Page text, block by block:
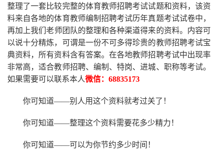
整理了一套比较完整的体育教师招聘考试试题和资料，该资
料来自各地的体育教师编制招聘考试历年真题考试试卷中，
再加上我们老师 团队的整理和各种渠道得来的资料。内容可
以说十分精炼，可谓是一份不可多得珍贵的教师招聘考试宝
典资料，所有资料含有答案。在各地教师招聘考试中出现率
非常高，适合教师招聘、编制、特岗、进城、职称等考试。
如果需要可以联系本人微信： 68835173
你可知道——别人用这个资料就考过关了！
你可知道——整理这个资料需要花多少精力 ！
你可知道——可以为你节约多少时间！